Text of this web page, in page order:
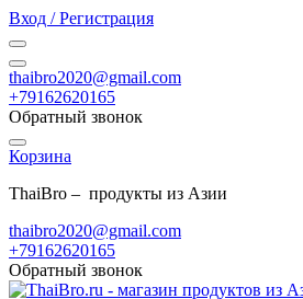
Вход / Регистрация
thaibro2020@gmail.com
+79162620165
Обратный звонок
Корзина
ThaiBro – продукты из Азии
thaibro2020@gmail.com
+79162620165
Обратный звонок